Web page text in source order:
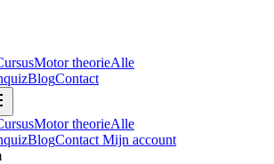
Motor theorieAlle
BlogContact
Motor theorieAlle
BlogContact Mijn account